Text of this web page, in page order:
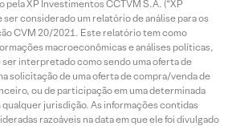
XP Investimentos CCTVM S.A. (“XP
ser considerado um relatório de análise para os
CVM 20/2021. Este relatório tem como
macroeconômicas e análises políticas,
interpretado como sendo uma oferta de
solicitação de uma oferta de compra/venda de
ou de participação em uma determinada
jurisdição. As informações contidas
razoáveis na data em que ele foi divulgado